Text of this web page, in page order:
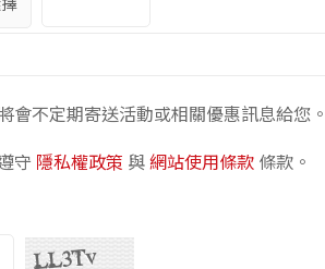
會不定期寄送活動或相關優惠訊息給您。
守 隱私權政策 與網站使用條款條款。